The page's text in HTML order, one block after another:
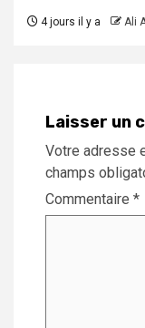
4 jours il y a Ali
Laisser un
Votre adresse
champs
Commentaire *